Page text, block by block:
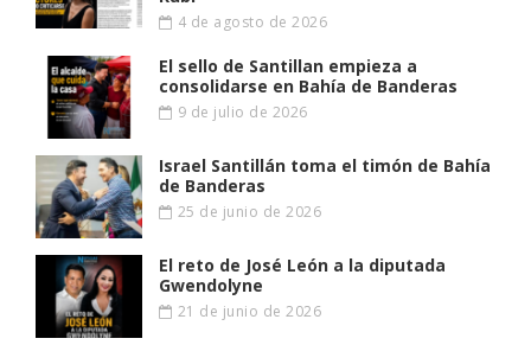
4 de agosto de 2026
El sello de Santillan empieza a
consolidarse en Bahía de Banderas
9 de julio de 2026
Israel Santillán toma el timón de Bahía
de Banderas
25 de junio de 2026
El reto de José León a la diputada
Gwendolyne
21 de junio de 2026